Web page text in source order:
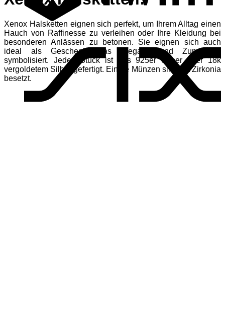
Xenox Halsketten eignen sich perfekt, um Ihrem Alltag einen
Hauch von Raffinesse zu verleihen oder Ihre Kleidung bei
besonderen Anlässen zu betonen. Sie eignen sich auch
ideal als Geschenk, das Eleganz und Zuneigung
symbolisiert. Jedes Stück ist aus 925er Silber oder 18k
vergoldetem Silber gefertigt. Einige Münzen sind mit Zirkonia
besetzt.